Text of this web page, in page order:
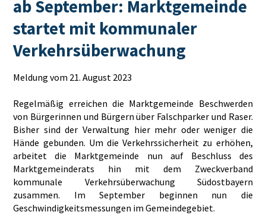
ab September: Marktgemeinde
startet mit kommunaler
Verkehrsüberwachung
Meldung vom 21. August 2023
Regelmäßig erreichen die Marktgemeinde Beschwerden
von Bürgerinnen und Bürgern über Falschparker und Raser.
Bisher sind der Verwaltung hier mehr oder weniger die
Hände gebunden. Um die Verkehrssicherheit zu erhöhen,
arbeitet die Marktgemeinde nun auf Beschluss des
Marktgemeinderats hin mit dem Zweckverband
kommunale Verkehrsüberwachung Südostbayern
zusammen. Im September beginnen nun die
Geschwindigkeitsmessungen im Gemeindegebiet.